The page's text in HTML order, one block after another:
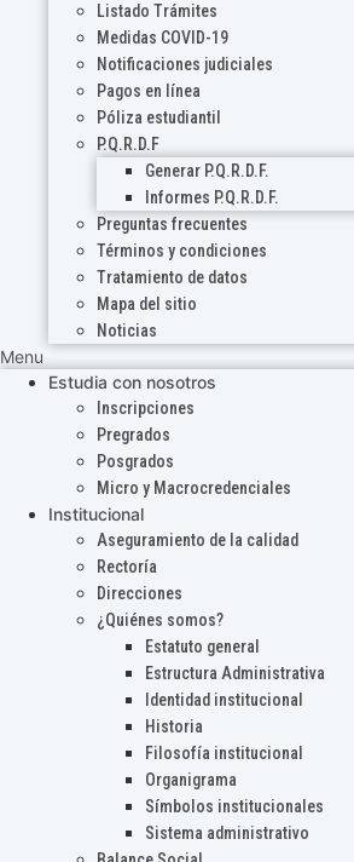
Listado Trámites
Medidas COVID-19
Notificaciones judiciales
Pagos en línea
Póliza estudiantil
P.Q.R.D.F
Generar P.Q.R.D.F.
Informes P.Q.R.D.F.
Preguntas frecuentes
Términos y condiciones
Tratamiento de datos
Mapa del sitio
Noticias
Menu
Estudia con nosotros
Inscripciones
Pregrados
Posgrados
Micro y Macrocredenciales
Institucional
Aseguramiento de la calidad
Rectoría
Direcciones
¿Quiénes somos?
Estatuto general
Estructura Administrativa
Identidad institucional
Historia
Filosofía institucional
Organigrama
Símbolos institucionales
Sistema administrativo